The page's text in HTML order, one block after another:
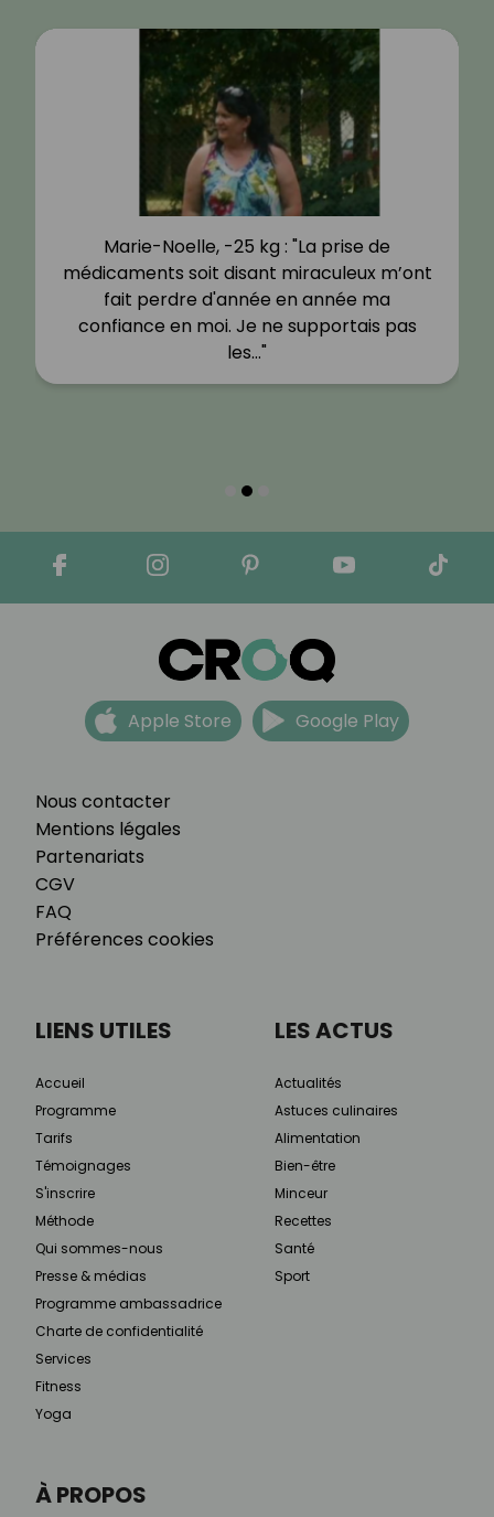
Marie-Noelle, -25 kg : "La prise de
médicaments soit disant miraculeux m’ont
fait perdre d'année en année ma
confiance en moi. Je ne supportais pas
les…"
Nous contacter
Mentions légales
Partenariats
CGV
FAQ
Préférences cookies
Apple Store Google Play
À PROPOS
LIENS UTILES
Accueil
Programme
Tarifs
Témoignages
S'inscrire
Méthode
Qui sommes-nous
Presse & médias
Programme ambassadrice
Charte de confidentialité
Services
Fitness
Yoga
LES ACTUS
Actualités
Astuces culinaires
Alimentation
Bien-être
Minceur
Recettes
Santé
Sport